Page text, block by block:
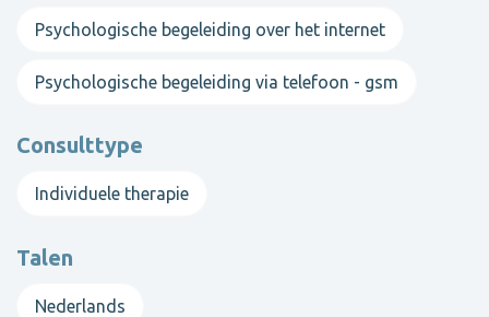
Psychologische begeleiding over het internet
Psychologische begeleiding via telefoon - gsm
Consulttype
Individuele therapie
Talen
Nederlands